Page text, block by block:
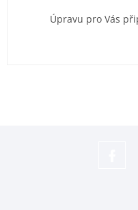
Úpravu pro Vás